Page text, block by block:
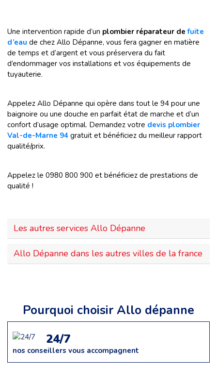
Une intervention rapide d’un plombier réparateur defuite
d’eau de chez Allo Dépanne, vous fera gagner en matière
de temps et d’argent et vous préservera du fait
d’endommager vos installations et vos équipements de
tuyauterie.
Appelez Allo Dépanne qui opère dans tout le 94 pour une
baignoire ou une douche en parfait état de marche et d’un
confort d’usage optimal. Demandez votre devis plombier
Val-de-Marne 94 gratuit et bénéficiez du meilleur rapport
qualité/prix.
Appelez le 0980 800 900 et bénéficiez de prestations de
qualité !
Les autres services Allo Dépanne
Allo Dépanne dans les autres villes de la france
Pourquoi choisir Allo dépanne
24/7
nos conseillers vous accompagnent